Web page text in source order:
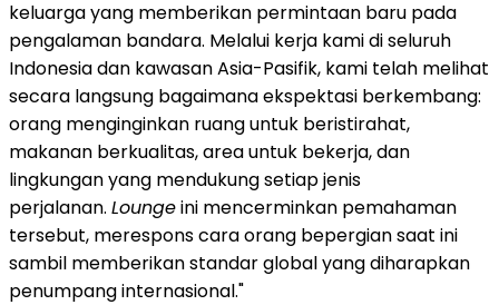
keluarga yang memberikan permintaan baru pada
pengalaman bandara. Melalui kerja kami di seluruh
Indonesia dan kawasan Asia-Pasifik, kami telah melihat
secara langsung bagaimana ekspektasi berkembang:
orang menginginkan ruang untuk beristirahat,
makanan berkualitas, area untuk bekerja, dan
lingkungan yang mendukung setiap jenis
perjalanan. Loungeini mencerminkan pemahaman
tersebut, merespons cara orang bepergian saat ini
sambil memberikan standar global yang diharapkan
penumpang internasional."